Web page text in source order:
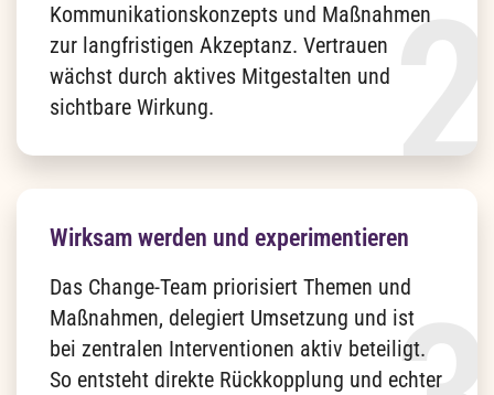
Kommunikationskonzepts und Maßnahmen
zur langfristigen Akzeptanz. Vertrauen
wächst durch aktives Mitgestalten und
sichtbare Wirkung.
Wirksam werden und experimentieren
Das Change-Team priorisiert Themen und
Maßnahmen, delegiert Umsetzung und ist
bei zentralen Interventionen aktiv beteiligt.
So entsteht direkte Rückkopplung und echter